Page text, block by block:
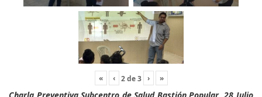
« ‹ 2de3 › »